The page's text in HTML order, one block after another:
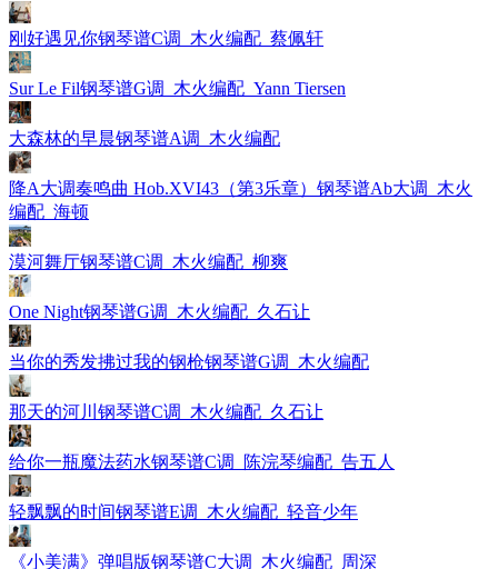
刚好遇见你钢琴谱C调_木火编配_蔡佩轩
Sur Le Fil钢琴谱G调_木火编配_Yann Tiersen
大森林的早晨钢琴谱A调_木火编配
降A大调奏鸣曲 Hob.XVI43（第3乐章）钢琴谱Ab大调_木火
编配_海顿
漠河舞厅钢琴谱C调_木火编配_柳爽
One Night钢琴谱G调_木火编配_久石让
当你的秀发拂过我的钢枪钢琴谱G调_木火编配
那天的河川钢琴谱C调_木火编配_久石让
给你一瓶魔法药水钢琴谱C调_陈浣琴编配_告五人
轻飘飘的时间钢琴谱E调_木火编配_轻音少年
《小美满》弹唱版钢琴谱C大调_木火编配_周深